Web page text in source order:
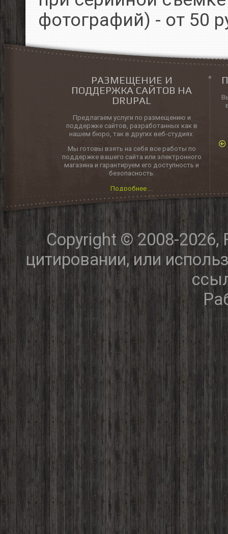
фотографий) - от 50
РАЗМЕЩЕНИЕ И
ПОДДЕРЖКА САЙТОВ НА
DRUPAL
Предлагаем услуги по размещению и
поддержке сайтов, разработанных как в
нашем бюро, так в других веб-студиях.
Мы готовы взять на себя все работы по
поддержке вашего сайта или электронного
магазина и гарантируем его доступность и
безопасность.
Подробнее ...
Copyright © 2008-
цитировании, или